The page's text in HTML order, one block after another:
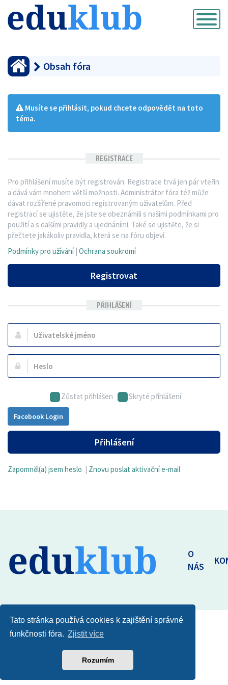
Tato stránka používá cookies k zajištění správné
funkčnosti fóra. Zjistit více
Rozumím
Přepnout
navigaci
Obsah fóra
Musíte se přihlásit, pokud chcete odpovědět na toto
téma.
REGISTRACE
Pro přihlášení musíte být registrován. Registrace trvá jen pár vteřin
a dává vám mnohem větší možnosti. Administrátor fóra též může
dávat rozšířené pravomoci registrovaným uživatelům. Před
registrací se ujistěte, že jste se obeznámili s našimi podmínkami pro
použití a s dalšími pravidly a ujednáními. Také se ujistěte, že si
přečtete jakákoliv pravidla, která se na fóru objeví.
Podmínky pro užívání| Ochrana soukromí
Registrovat
PŘIHLÁŠENÍ
Uživatelské
jméno:
Heslo:
Zůstat přihlášen Skryté přihlášení
Facebook Login
Přihlášení
Zapomněl(a) jsem heslo Znovu poslat aktivační e-mail
eduklub
O
NÁS